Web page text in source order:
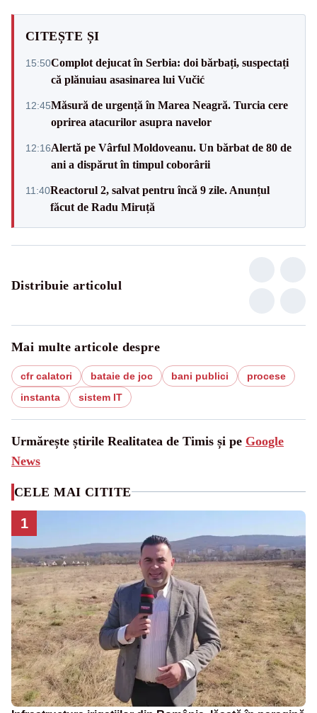
CITEȘTE ȘI
15:50Complot dejucat în Serbia: doi bărbați, suspectați
că plănuiau asasinarea lui Vučić
12:45Măsură de urgență în Marea Neagră. Turcia cere
oprirea atacurilor asupra navelor
12:16Alertă pe Vârful Moldoveanu. Un bărbat de 80 de
ani a dispărut în timpul coborârii
11:40Reactorul 2, salvat pentru încă 9 zile. Anunțul
făcut de Radu Miruță
Distribuie articolul
Mai multe articole despre
cfr calatori bataie de joc bani publici
procese
instanta
sistem IT
Urmărește știrile Realitatea de Timis și pe Google
News
CELE MAI CITITE
1